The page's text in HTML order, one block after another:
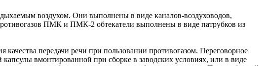
воздухом. Они выполнены в виде каналов-воздуховодов,
ПМК и ПМК-2 обтекатели выполнены в виде патрубков из
качества передачи речи при пользовании противогазом. Переговорное
вмонтированной при сборке в заводских условиях, или в виде